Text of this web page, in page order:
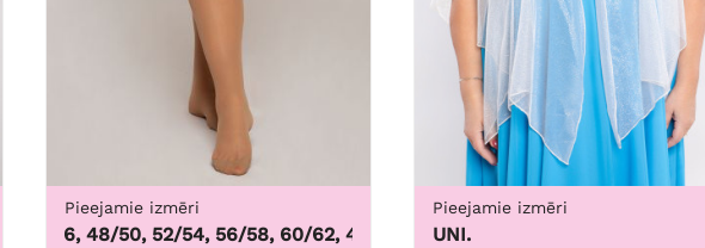
Pieejamie izmēri
44/46, 48/50, 52/54, 56/58, 60/62,44/46, 48/50, 52/54, 56/58, 60/62
Pieejamie izmēri
UNI.